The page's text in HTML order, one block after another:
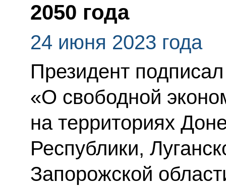
2050 года
24 июня 2023 года
Президент
«О свободной
на территориях
Республики,
Запорожской